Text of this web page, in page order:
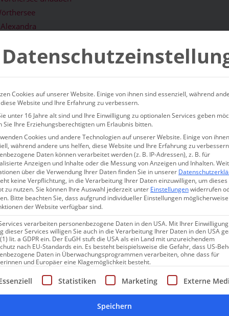
- die mediterrane Seite
in einer zauberhaften
| Kärnten |
Pörtschach
einen besonderen Zauber. Sein kristallklares Wasser, das im
Anziehungskraft. Rundherum sind die Berge niedrig,
Licht, die Konturen werden weich. Die Ufer sind noch von
Villen bereichern die Landschaft und machen neugierig
Sie ermöglicht es den staunenden Besuchern des
Die verwunschene alte Villa ist von einem großen
ansprechen. Jasmin, Lavendel und Rosen duften um die
Cookies auf unserer Website. Einige von ihnen sind essenziell, während
Website und Ihre Erfahrung zu verbessern.
unter 16 Jahre alt sind und Ihre Einwilligung zu optionalen Services geben
Sie Ihre Erziehungsberechtigten um Erlaubnis bitten.
Cookies und andere Technologien auf unserer Website. Einige von
während andere uns helfen, diese Website und Ihre Erfahrung zu
Daten können verarbeitet werden (z. B. IP-Adressen), z. B. für
Anzeigen und Inhalte oder die Messung von Anzeigen und Inhalten.
über die Verwendung Ihrer Daten finden Sie in unserer
keine Verpflichtung, in die Verarbeitung Ihrer Daten einzuwilligen, um dieses
zu nutzen.Sie können Ihre Auswahl jederzeit unter Einstellungenwiderrufen
Bitte beachten Sie, dass aufgrund individueller Einstellungen
der Website verfügbar sind.
verarbeiten personenbezogene Daten in den USA. Mit Ihrer
dieser Services willigen Sie auch in die Verarbeitung Ihrer Daten in den USA
lit. a GDPR ein. Der EuGH stuft die USA als ein Land mit unzureichendem
nach EU-Standards ein. Es besteht beispielsweise die Gefahr, dass US-
Daten in Überwachungsprogrammen verarbeiten, ohne dass für
und Europäer eine Klagemöglichkeit besteht.
eine Liste der Service-Gruppen, für die eine Einwilligung
Statistiken Marketing Externe
Speichern